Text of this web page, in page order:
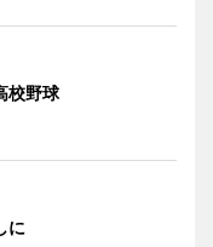
校野球
に